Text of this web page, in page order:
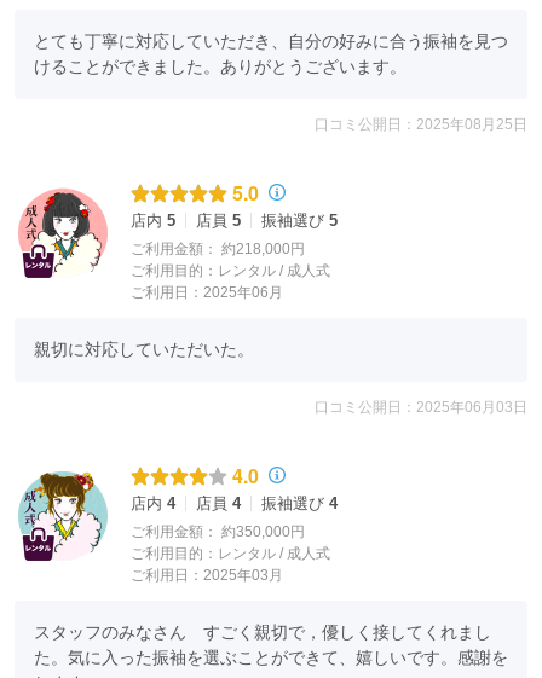
とても丁寧に対応していただき、自分の好みに合う振袖を見つ
けることができました。ありがとうございます。
口コミ公開日：2025年08月25日
5.0
店内 5 店員 5 振袖選び 5
ご利用金額： 約218,000円
ご利用目的： レンタル / 成人式
ご利用日：2025年06月
親切に対応していただいた。
口コミ公開日：2025年06月03日
4.0
店内 4 店員 4 振袖選び 4
ご利用金額： 約350,000円
ご利用目的： レンタル / 成人式
ご利用日：2025年03月
スタッフのみなさん　すごく親切で，優しく接してくれまし
た。気に入った振袖を選ぶことができて、嬉しいです。感謝を